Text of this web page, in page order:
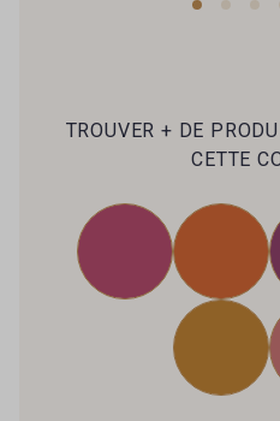
TROUVER + DE
CETTE